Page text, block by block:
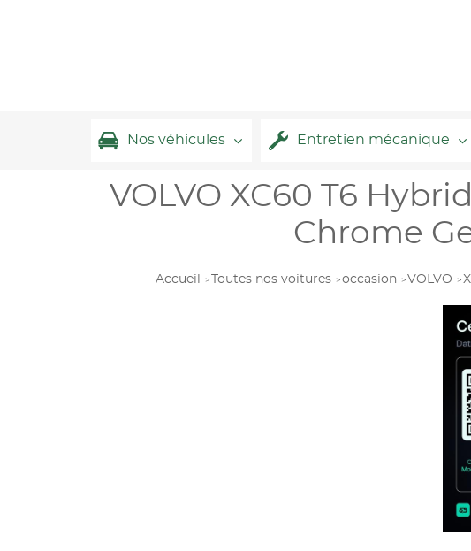
Nos véhicules Entretien mécanique
VOLVO XC60 T6
Chrome
Accueil Toutes nos voitures occasion VOLVO